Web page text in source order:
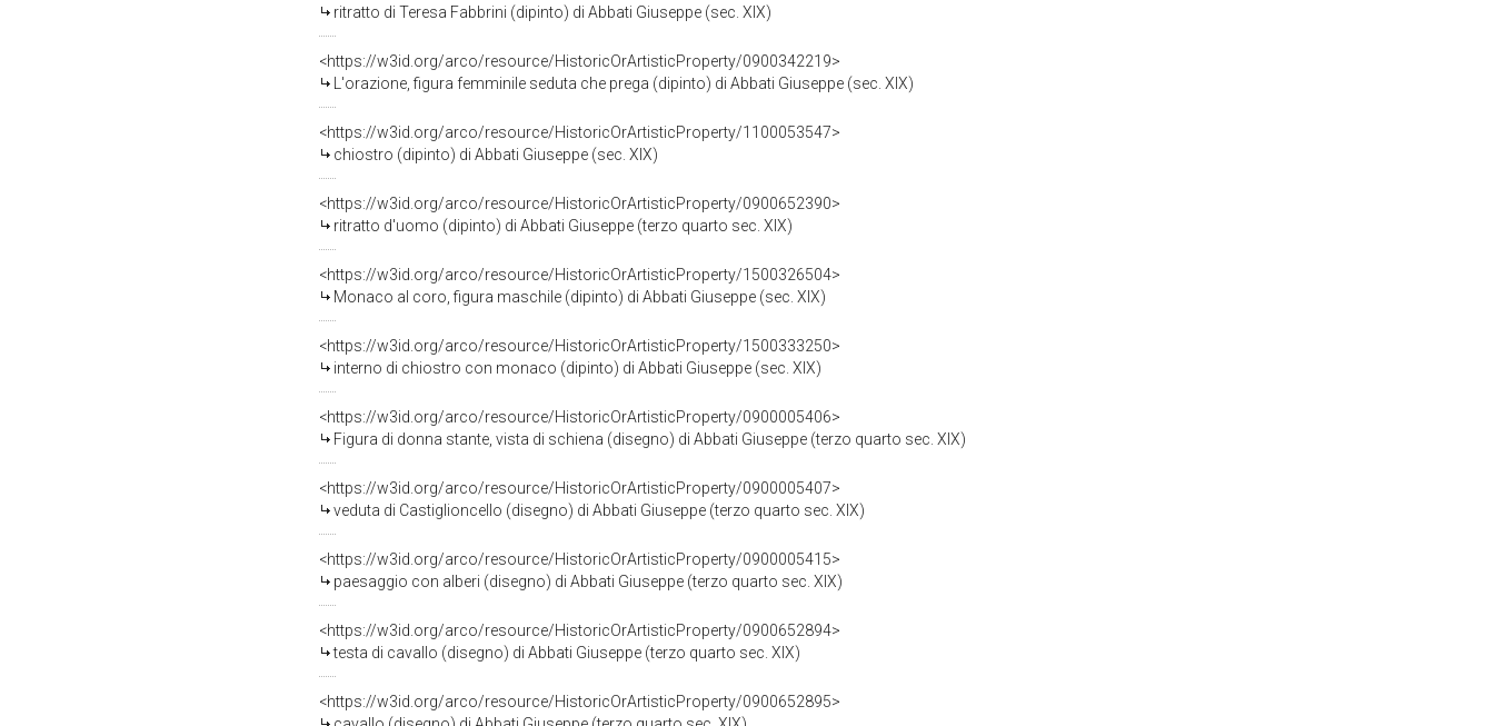
ritratto di Teresa Fabbrini (dipinto) di Abbati Giuseppe (sec. XIX)
<https://w3id.org/arco/resource/HistoricOrArtisticProperty/0900342219>
L'orazione, figura femminile seduta che prega (dipinto) di Abbati Giuseppe (sec. XIX)
<https://w3id.org/arco/resource/HistoricOrArtisticProperty/1100053547>
chiostro (dipinto) di Abbati Giuseppe (sec. XIX)
<https://w3id.org/arco/resource/HistoricOrArtisticProperty/0900652390>
ritratto d'uomo (dipinto) di Abbati Giuseppe (terzo quarto sec. XIX)
<https://w3id.org/arco/resource/HistoricOrArtisticProperty/1500326504>
Monaco al coro, figura maschile (dipinto) di Abbati Giuseppe (sec. XIX)
<https://w3id.org/arco/resource/HistoricOrArtisticProperty/1500333250>
interno di chiostro con monaco (dipinto) di Abbati Giuseppe (sec. XIX)
<https://w3id.org/arco/resource/HistoricOrArtisticProperty/0900005406>
Figura di donna stante, vista di schiena (disegno) di Abbati Giuseppe (terzo quarto sec. XIX)
<https://w3id.org/arco/resource/HistoricOrArtisticProperty/0900005407>
veduta di Castiglioncello (disegno) di Abbati Giuseppe (terzo quarto sec. XIX)
<https://w3id.org/arco/resource/HistoricOrArtisticProperty/0900005415>
paesaggio con alberi (disegno) di Abbati Giuseppe (terzo quarto sec. XIX)
<https://w3id.org/arco/resource/HistoricOrArtisticProperty/0900652894>
testa di cavallo (disegno) di Abbati Giuseppe (terzo quarto sec. XIX)
<https://w3id.org/arco/resource/HistoricOrArtisticProperty/0900652895>